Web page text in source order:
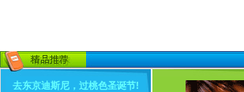
去东京迪斯尼，过桃色圣诞节!